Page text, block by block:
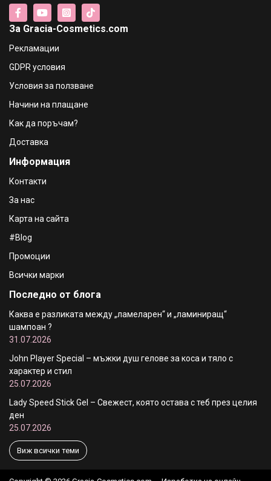
За Gracia-Cosmetics.com
Рекламации
GDPR условия
Условия за ползване
Начини на плащане
Как да поръчам?
Доставка
Информация
Контакти
За нас
Карта на сайта
#Blog
Промоции
Всички марки
Последно от блога
Каква е разликата между „ламеларен“ и „ламиниращ“
шампоан ?
31.07.2026
John Player Special – мъжки душ гелове за коса и тяло с
характер и стил
25.07.2026
Lady Speed Stick Gel – Свежест, която остава с теб през целия
ден
25.07.2026
Виж всички теми